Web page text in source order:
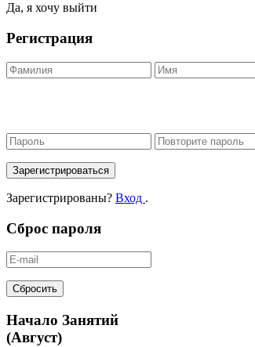
Да, я хочу выйти
Регистрация
Зарегистрироваться
Зарегистрированы? Вход .
Сброс пароля
Сбросить
Начало Занятий
(Август)